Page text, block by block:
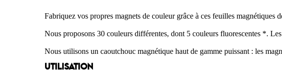
Fabriquez vos propres magnets de couleur grâce à ces feuilles magnétiques
Nous proposons 30 couleurs différentes, dont 5 couleurs fluorescentes *.
Nous utilisons un caoutchouc magnétique haut de gamme puissant : les
UTILISATION